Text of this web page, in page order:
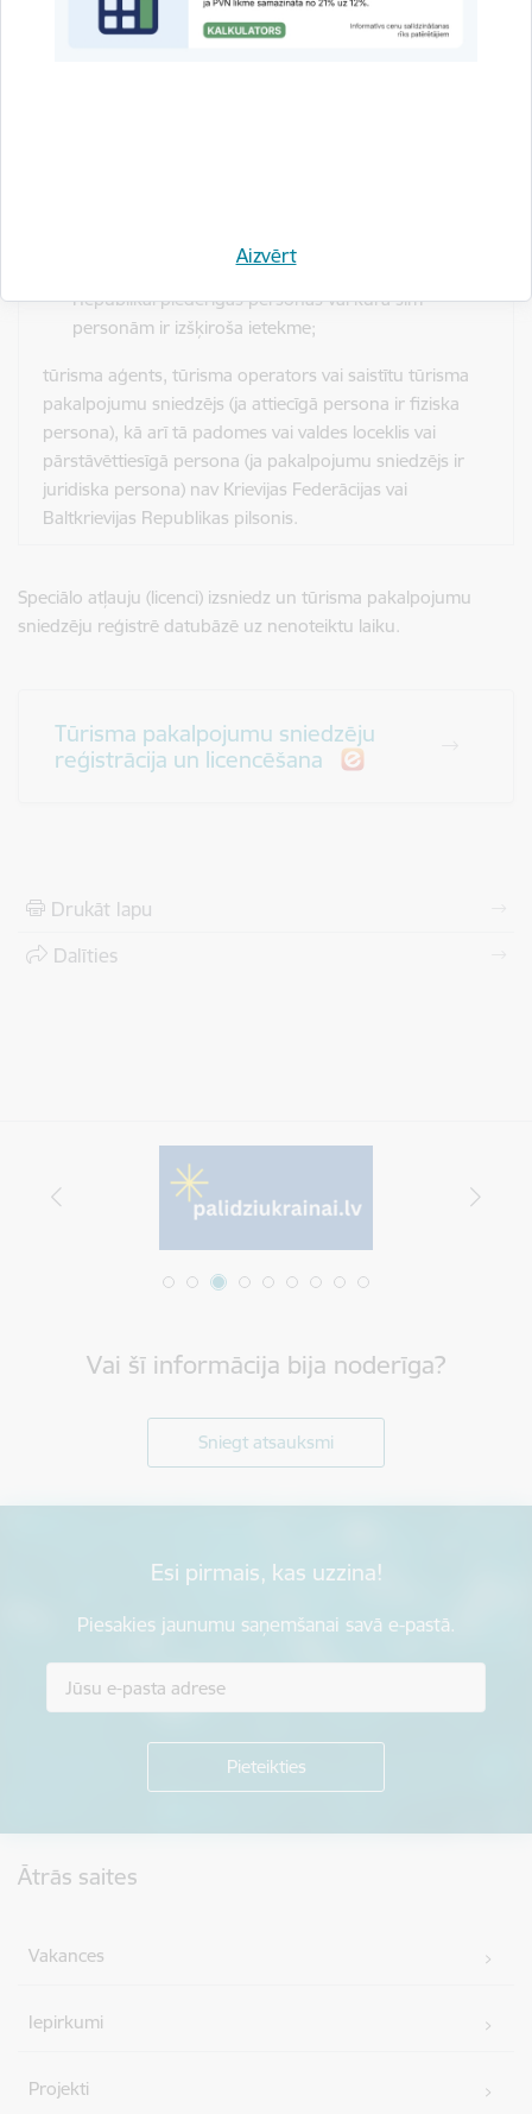
Aizvērt
izšķiroša ietekme ir Krievijas Federācijai vai
labuma guvēji ir Krievijas Federācijai vai Baltkrievijas
Republikai piederīgās personas vai kurā šīm
personām ir izšķiroša ietekme;
tūrisma aģents, tūrisma operators vai saistītu tūrisma
pakalpojumu sniedzējs (ja attiecīgā persona ir fiziska
persona), kā arī tā padomes vai valdes loceklis vai
pārstāvēttiesīgā persona (ja pakalpojumu sniedzējs ir
juridiska persona) nav Krievijas Federācijas vai
Baltkrievijas Republikas pilsonis.
Speciālo atļauju (licenci) izsniedz un tūrisma pakalpojumu
sniedzēju reģistrē datubāzē uz nenoteiktu laiku.
Tūrisma pakalpojumu sniedzēju
reģistrācija un licencēšana
Drukāt lapu
Dalīties
Vai šī informācija bija noderīga?
Sniegt atsauksmi
Esi pirmais, kas uzzina!
Piesakies jaunumu saņemšanai savā e-pastā.
Ātrās saites
Vakances
Iepirkumi
Projekti